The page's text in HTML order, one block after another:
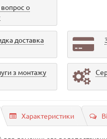
вопрос о
доставка
з монтажу
Характеристики